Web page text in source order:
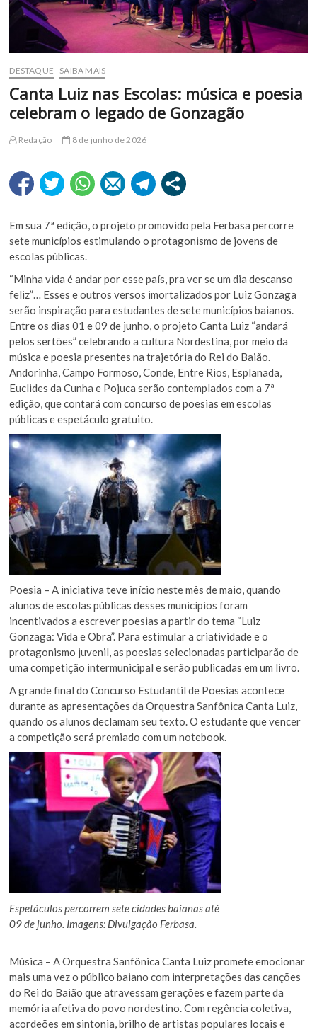
DESTAQUE SAIBA MAIS
Canta Luiz nas Escolas: música e poesia
celebram o legado de Gonzagão
Redação 8 de junho de 2026
Em sua 7ª edição, o projeto promovido pela Ferbasa percorre
sete municípios estimulando o protagonismo de jovens de
escolas públicas.
“Minha vida é andar por esse país, pra ver se um dia descanso
feliz”… Esses e outros versos imortalizados por Luiz Gonzaga
serão inspiração para estudantes de sete municípios baianos.
Entre os dias 01 e 09 de junho, o projeto Canta Luiz “andará
pelos sertões” celebrando a cultura Nordestina, por meio da
música e poesia presentes na trajetória do Rei do Baião.
Andorinha, Campo Formoso, Conde, Entre Rios, Esplanada,
Euclides da Cunha e Pojuca serão contemplados com a 7ª
edição, que contará com concurso de poesias em escolas
públicas e espetáculo gratuito.
Poesia – A iniciativa teve início neste mês de maio, quando
alunos de escolas públicas desses municípios foram
incentivados a escrever poesias a partir do tema “Luiz
Gonzaga: Vida e Obra”. Para estimular a criatividade e o
protagonismo juvenil, as poesias selecionadas participarão de
uma competição intermunicipal e serão publicadas em um livro.
A grande final do Concurso Estudantil de Poesias acontece
durante as apresentações da Orquestra Sanfônica Canta Luiz,
quando os alunos declamam seu texto. O estudante que vencer
a competição será premiado com um notebook.
Espetáculos percorrem sete cidades baianas até
09 de junho. Imagens: Divulgação Ferbasa.
Música – A Orquestra Sanfônica Canta Luiz promete emocionar
mais uma vez o público baiano com interpretações das canções
do Rei do Baião que atravessam gerações e fazem parte da
memória afetiva do povo nordestino. Com regência coletiva,
acordeões em sintonia, brilho de artistas populares locais e